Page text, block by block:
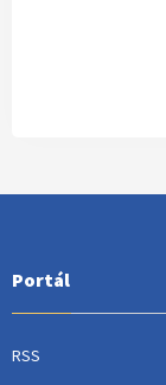
Portál
RSS